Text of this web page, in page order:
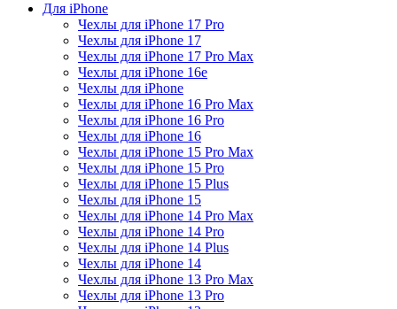
Для iPhone
Чехлы для iPhone 17 Pro
Чехлы для iPhone 17
Чехлы для iPhone 17 Pro Max
Чехлы для iPhone 16e
Чехлы для iPhone
Чехлы для iPhone 16 Pro Max
Чехлы для iPhone 16 Pro
Чехлы для iPhone 16
Чехлы для iPhone 15 Pro Max
Чехлы для iPhone 15 Pro
Чехлы для iPhone 15 Plus
Чехлы для iPhone 15
Чехлы для iPhone 14 Pro Max
Чехлы для iPhone 14 Pro
Чехлы для iPhone 14 Plus
Чехлы для iPhone 14
Чехлы для iPhone 13 Pro Max
Чехлы для iPhone 13 Pro